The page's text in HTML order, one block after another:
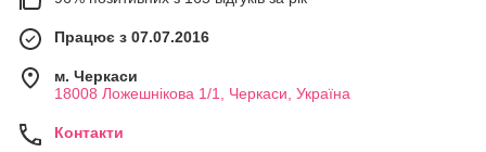
Працює з 07.07.2016
м. Черкаси
18008 Ложешнікова 1/1, Черкаси, Україна
Контакти